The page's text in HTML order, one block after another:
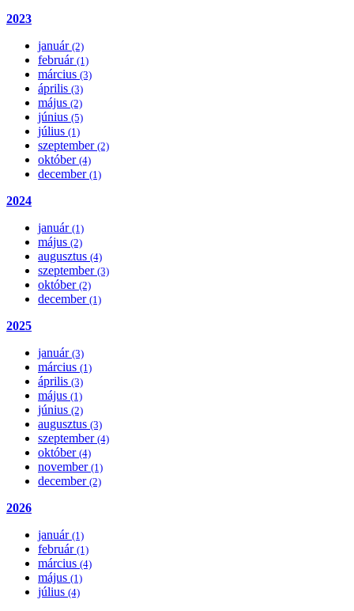
2023
január (2)
február (1)
március (3)
április (3)
május (2)
június (5)
július (1)
szeptember (2)
október (4)
december (1)
2024
január (1)
május (2)
augusztus (4)
szeptember (3)
október (2)
december (1)
2025
január (3)
március (1)
április (3)
május (1)
június (2)
augusztus (3)
szeptember (4)
október (4)
november (1)
december (2)
2026
január (1)
február (1)
március (4)
május (1)
július (4)